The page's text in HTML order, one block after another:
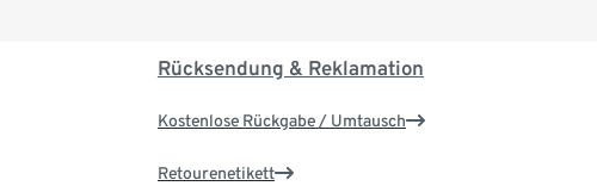
Rücksendung & Reklamation
Kostenlose Rückgabe / Umtausch
Retourenetikett